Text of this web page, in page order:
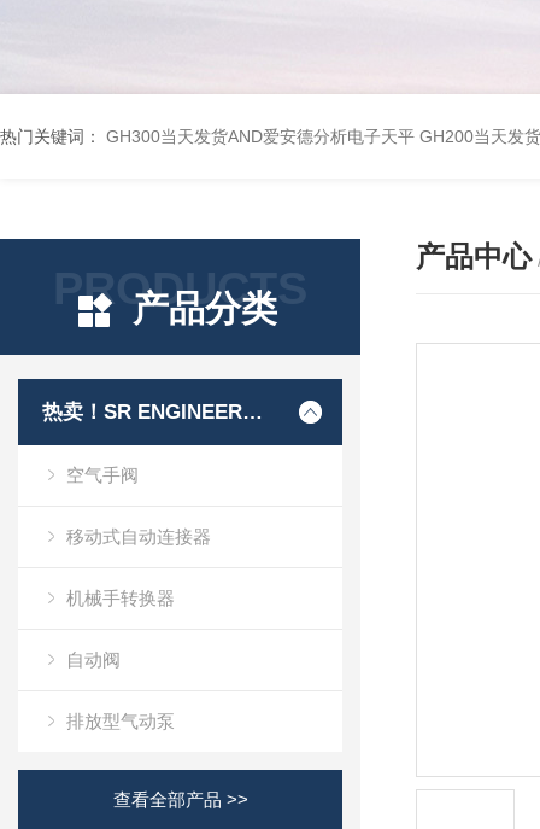
热门关键词： GH300当天发货AND爱安德分析电子天平 GH200当天发
PRODUCTS
产品分类
热卖！SR ENGINEER工程
空气手阀
移动式自动连接器
机械手转换器
自动阀
排放型气动泵
查看全部产品 >>
产品中心